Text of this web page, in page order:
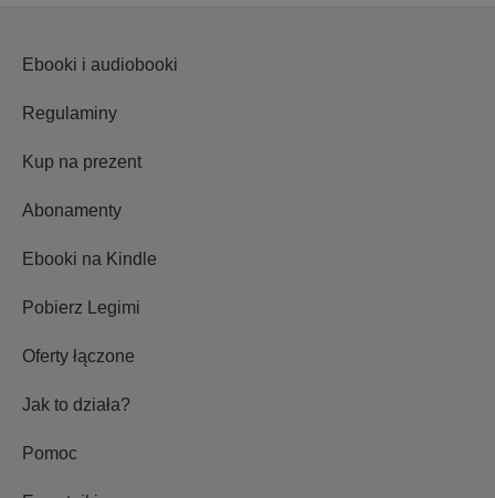
Ebooki i audiobooki
Regulaminy
Kup na prezent
Abonamenty
Ebooki na Kindle
Pobierz Legimi
Oferty łączone
Jak to działa?
Pomoc